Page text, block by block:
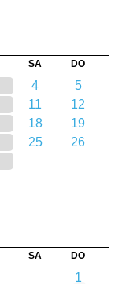
SA DO
4
5
11
12
18
19
25
26
SA DO
1